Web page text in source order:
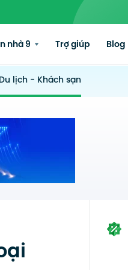
nhà 9 Trợ giúp Blog
lịch - Khách sạn